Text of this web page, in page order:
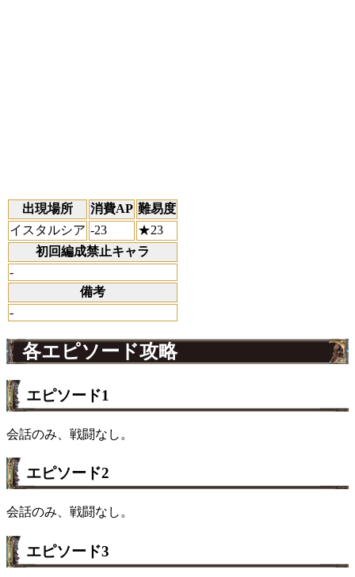
出現場所 消費AP 難易度
イスタルシア -23
★23
初回編成禁止キャラ
-
備考
-
各エピソード攻略
エピソード1
会話のみ、戦闘なし。
エピソード2
会話のみ、戦闘なし。
エピソード3